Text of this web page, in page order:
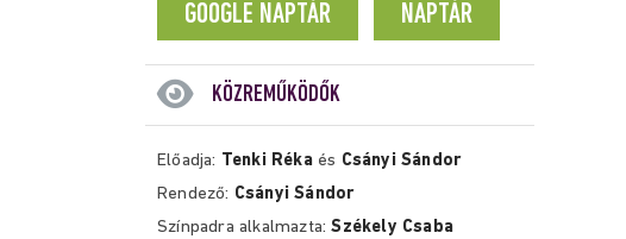
GOOGLE NAPTÁR NAPTÁR
KÖZREMŰKÖDŐK
Előadja: Tenki Rékaés Csányi Sándor
Rendező: Csányi Sándor
Színpadra alkalmazta:Székely Csaba